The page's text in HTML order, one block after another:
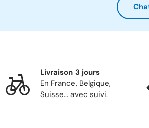
Livraison 3 jours
En France, Belgique,
Suisse... avec suivi.